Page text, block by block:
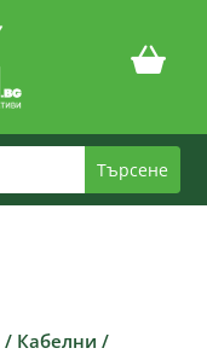
/ Кабелни /